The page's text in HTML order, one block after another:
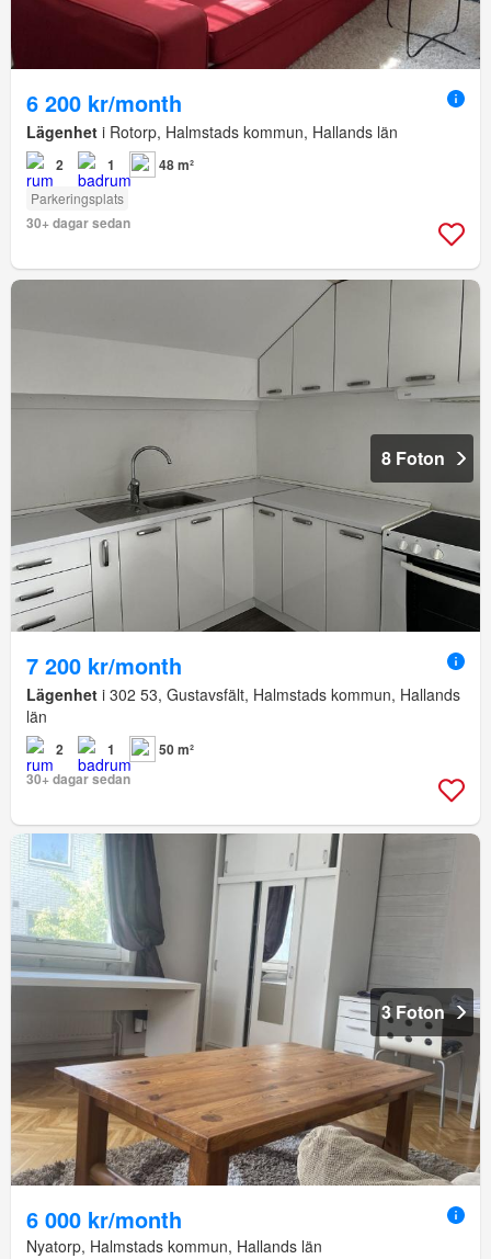
6 200 kr/month
Lägenhet i Rotorp, Halmstads kommun, Hallands län
2 1 48 m²
Parkeringsplats
30+ dagar sedan
8 Foton
7 200 kr/month
Lägenhet i 302 53, Gustavsfält, Halmstads kommun, Hallands
län
2 1
50 m²
30+ dagar sedan
3 Foton
6 000 kr/month
Nyatorp, Halmstads kommun, Hallands län